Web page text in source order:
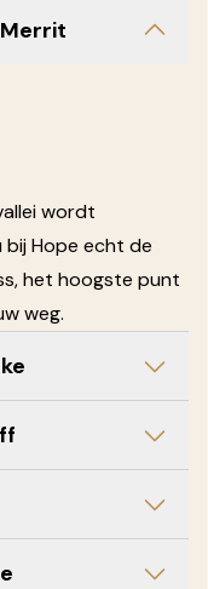
wordt
Hope echt de
het hoogste punt
weg.